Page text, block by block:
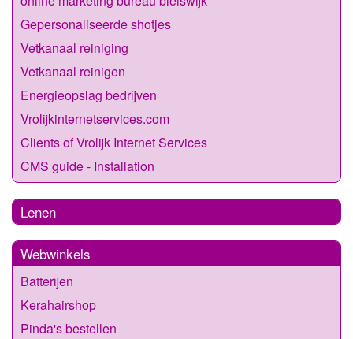
Gepersonaliseerde shotjes
Vetkanaal reiniging
Vetkanaal reinigen
Energieopslag bedrijven
Vrolijkinternetservices.com
Clients of Vrolijk Internet Services
CMS guide - Installation
Lenen
Webwinkels
Batterijen
Kerahairshop
Pinda's bestellen